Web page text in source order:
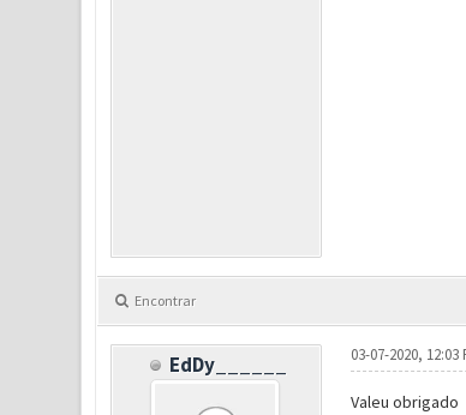
Encontrar
EdDy______ 03-07-2020, 12:03
Valeu obrigado